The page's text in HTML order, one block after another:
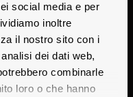
social media e per
inoltre
il nostro sito con i
dei dati web,
combinarle
loro o che hanno